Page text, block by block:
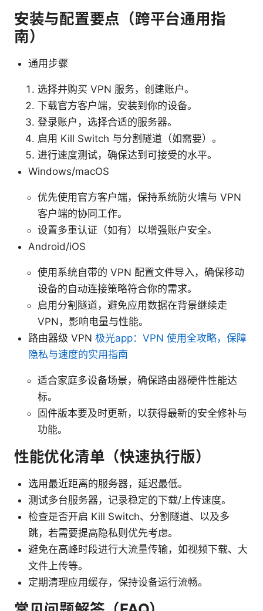
安装与配置要点（跨平台通用指
南）
通用步骤
选择并购买 VPN 服务，创建账户。
下载官方客户端，安装到你的设备。
登录账户，选择合适的服务器。
启用 Kill Switch 与分割隧道（如需要）。
进行速度测试，确保达到可接受的水平。
Windows/macOS
优先使用官方客户端，保持系统防火墙与 VPN
客户端的协同工作。
设置多重认证（如有）以增强账户安全。
Android/iOS
使用系统自带的 VPN 配置文件导入，确保移动
设备的自动连接策略符合你的需求。
启用分割隧道，避免应用数据在背景继续走
VPN，影响电量与性能。
路由器级 VPN 极光app：VPN 使用全攻略，保障
隐私与速度的实用指南
适合家庭多设备场景，确保路由器硬件性能达
标。
固件版本要及时更新，以获得最新的安全修补与
功能。
性能优化清单（快速执行版）
选用最近距离的服务器，延迟最低。
测试多台服务器，记录稳定的下载/上传速度。
检查是否开启 Kill Switch、分割隧道、以及多
跳，若需要提高隐私则优先考虑。
避免在高峰时段进行大流量传输，如视频下载、大
文件上传等。
定期清理应用缓存，保持设备运行流畅。